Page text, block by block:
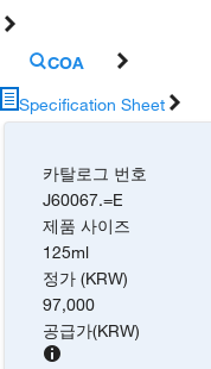
COA
Specification Sheet
카탈로그 번호
J60067.=E
제품 사이즈
125ml
정가 (KRW)
97,000
공급가(KRW)